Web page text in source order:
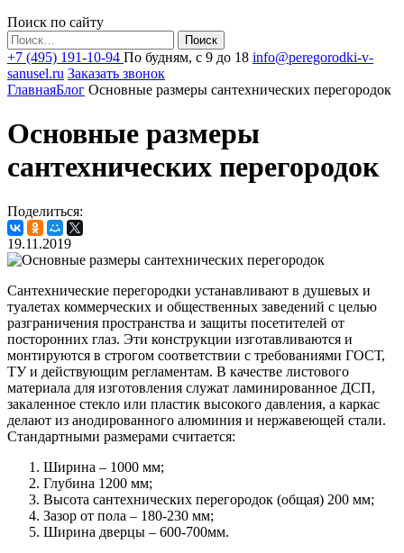
Поиск по сайту
Найти:
+7 (495) 191-10-94 По будням, с 9 до 18 info@peregorodki-v-
sanusel.ru Заказать звонок
ГлавнаяБлог Основные размеры сантехнических перегородок
Основные размеры
сантехнических перегородок
Поделиться:
19.11.2019
Сантехнические перегородки устанавливают в душевых и
туалетах коммерческих и общественных заведений с целью
разграничения пространства и защиты посетителей от
посторонних глаз. Эти конструкции изготавливаются и
монтируются в строгом соответствии с требованиями ГОСТ,
ТУ и действующим регламентам. В качестве листового
материала для изготовления служат ламинированное ДСП,
закаленное стекло или пластик высокого давления, а каркас
делают из анодированного алюминия и нержавеющей стали.
Стандартными размерами считается:
Ширина – 1000 мм;
Глубина 1200 мм;
Высота сантехнических перегородок (общая) 200 мм;
Зазор от пола – 180-230 мм;
Ширина дверцы – 600-700мм.